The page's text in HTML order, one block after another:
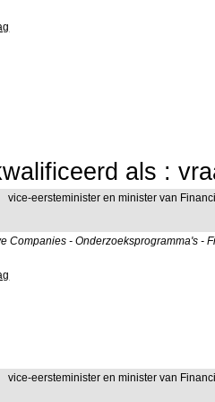
als :
vice-eersteminister en minister van
Companies - Onderzoeksprogramma's -
vice-eersteminister en minister van